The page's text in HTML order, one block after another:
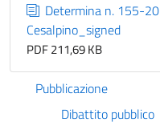
Determina n. 155-
Cesalpino_signed
PDF 211,69 KB
Pubblicazione
Dibattito pubblico